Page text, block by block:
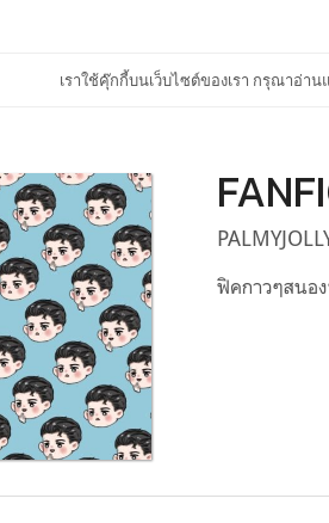
เราใช้คุ๊กกี้บนเว็บไซต์ของเรา กรุณาอ่า
ฟิคกาวๆสนอ